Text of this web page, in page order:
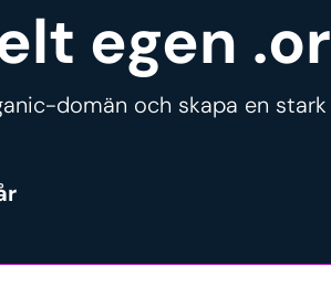
egen
domän och skapa en